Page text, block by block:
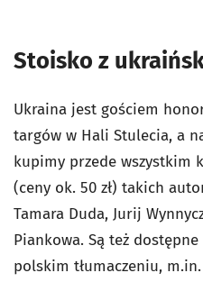
Stoisko z
Ukraina jest gościem
targów w Hali Stulecia, a
kupimy przede wszystkim
(ceny ok. 50 zł) takich
Tamara Duda, Jurij
Piankowa. Są też
polskim tłumaczeniu,